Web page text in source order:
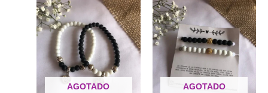
AGOTADO AGOTADO